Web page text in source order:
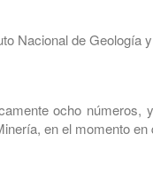
Nacional de Geología
ocho
en el momento